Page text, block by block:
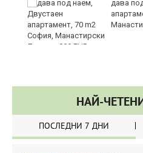
дава
НАЙ-
ПОСЛЕДНИ 7 ДНИ